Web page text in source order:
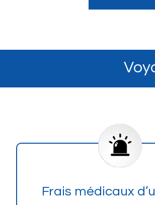
Frais médicaux